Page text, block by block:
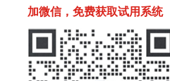
加微信，免费获取试用系统